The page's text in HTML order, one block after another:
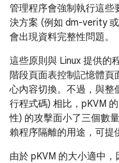
管理程序會強制執行這些
決方案 (例如 dm-verity
會出現資料完整性問題。
這些原則與 Linux 提供的
階段頁面表控制記憶體
心內容切換。不過，與整
行程式碼) 相比，pKVM
性) 的攻擊面小了三個數
賴程序隔離的用途，可提
由於 pKVM 的大小適中